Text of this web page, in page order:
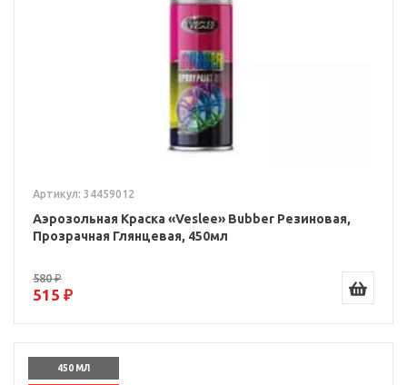
Артикул: 34459012
Аэрозольная Краска «Veslee» Bubber Резиновая,
Прозрачная Глянцевая, 450мл
580 ₽
515 ₽
450 МЛ